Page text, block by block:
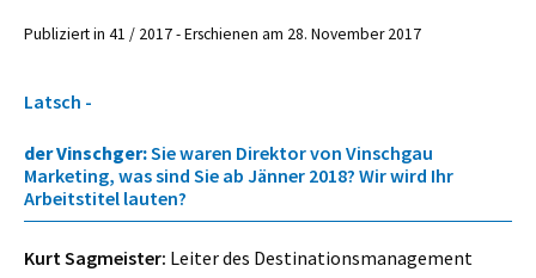
Publiziert in 41 / 2017 - Erschienen am 28. November 2017
Latsch -
der Vinschger:Sie waren Direktor von Vinschgau
Marketing, was sind Sie ab Jänner 2018? Wir wird Ihr
Arbeitstitel lauten?
Kurt Sagmeister: Leiter des Destinationsmanagement